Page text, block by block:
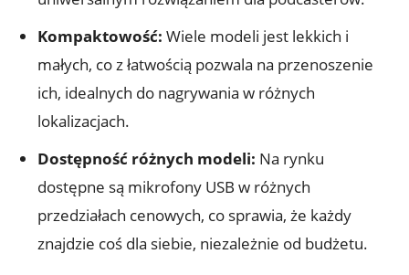
Kompaktowość: Wiele modeli jest lekkich i
małych, co z łatwością pozwala na przenoszenie
ich, idealnych do nagrywania w różnych
lokalizacjach.
Dostępność różnych modeli: Na rynku
dostępne są mikrofony USB w różnych
przedziałach cenowych, co sprawia, że każdy
znajdzie coś dla siebie, niezależnie od budżetu.